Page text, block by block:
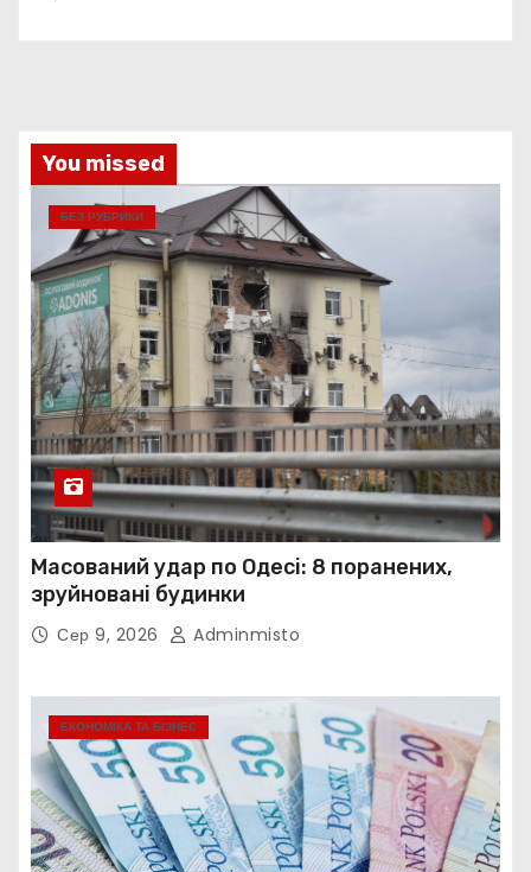
You missed
БЕЗ РУБРИКИ
Масований удар по Одесі: 8 поранених,
зруйновані будинки
Сер 9, 2026 Adminmisto
ЕКОНОМІКА ТА БІЗНЕС